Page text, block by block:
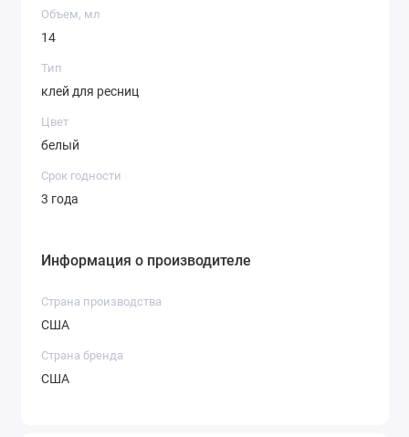
Объем, мл
14
Тип
клей для ресниц
Цвет
белый
Срок годности
3 года
Информация о производителе
Страна производства
США
Страна бренда
США